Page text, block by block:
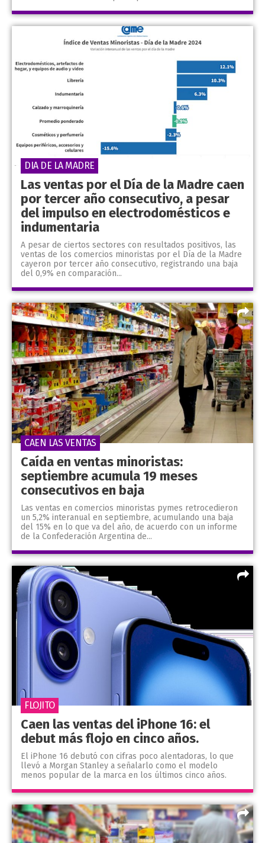
Las ventas por el Día de la Madre caen
por tercer año consecutivo, a pesar
del impulso en electrodomésticos e
indumentaria
A pesar de ciertos sectores con resultados positivos, las
ventas de los comercios minoristas por el Día de la Madre
cayeron por tercer año consecutivo, registrando una baja
del 0,9% en comparación...
DIA DE LA MADRE
Caída en ventas minoristas:
septiembre acumula 19 meses
consecutivos en baja
Las ventas en comercios minoristas pymes retrocedieron
un 5,2% interanual en septiembre, acumulando una baja
del 15% en lo que va del año, de acuerdo con un informe
de la Confederación Argentina de...
CAEN LAS VENTAS
Caen las ventas del iPhone 16: el
debut más flojo en cinco años.
El iPhone 16 debutó con cifras poco alentadoras, lo que
llevó a Morgan Stanley a señalarlo como el modelo
menos popular de la marca en los últimos cinco años.
FLOJITO